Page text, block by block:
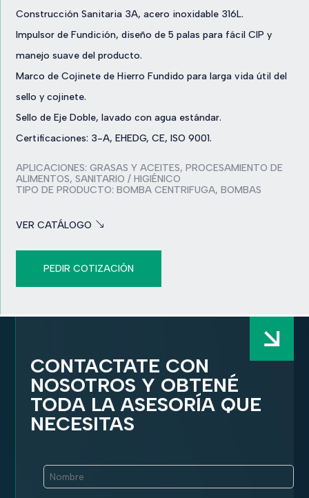
Construcción Sanitaria 3A, acero inoxidable 316L.
Impulsor de Fundición, diseño de 5 palas para fácil CIP y
manejo suave del producto.
Marco de Cojinete de Hierro Fundido para larga vida útil del
sello y cojinete.
Sello de Eje Doble, lavado con agua estándar.
Certificaciones: 3-A, EHEDG, CE, ISO 9001.
APLICACIONES:GRASAS Y ACEITES,PROCESAMIENTO DE
ALIMENTOS,SANITARIO / HIGIÉNICO
TIPO DE PRODUCTO:BOMBA CENTRIFUGA,BOMBAS
VER CATÁLOGO
PEDIR COTIZACIÓN
CONTACTATE CON
NOSOTROS Y OBTENÉ
TODA LA ASESORÍA QUE
NECESITAS